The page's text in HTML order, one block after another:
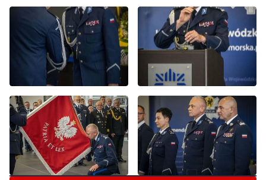
Byliście świadkami zdarzenia w naszym regionie? Chcecie
aby nasza redakcja zajęła się jakimś tematem? Czekamy na
Wasze sygnały i informacje. Można kontaktować się z naszą